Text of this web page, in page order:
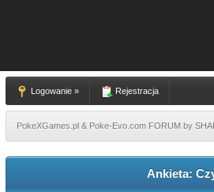
Logowanie » Rejestracja
PokeXGames.pl & Poke-Evo.com FORUM by
Ankieta: